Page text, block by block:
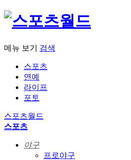
메뉴 보기 검색
스포츠
연예
라이프
포토
스포츠월드
스포츠
야구
프로야구